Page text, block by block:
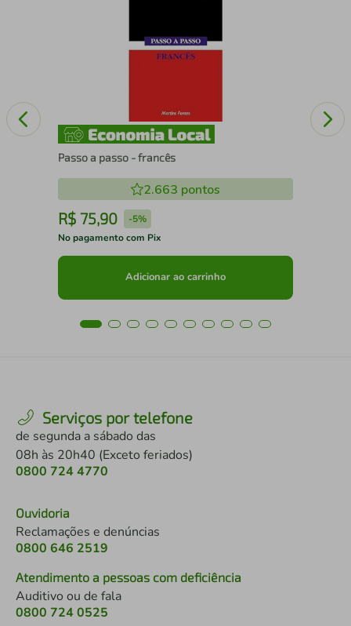
Passo a passo - francês
2.663 pontos
R$ 75,90 -5%
No pagamento com Pix
Adicionar ao carrinho
Serviços por telefone
de segunda a sábado das
08h às 20h40 (Exceto feriados)
0800 724 4770
Ouvidoria
Reclamações e denúncias
0800 646 2519
Atendimento a pessoas com deficiência
Auditivo ou de fala
0800 724 0525